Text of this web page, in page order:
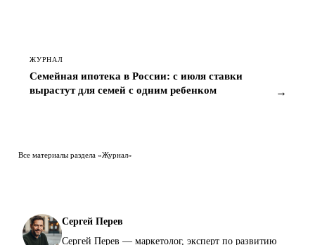
ЖУРНАЛ
Семейная ипотека в России: с июля ставки
Сергей Перев